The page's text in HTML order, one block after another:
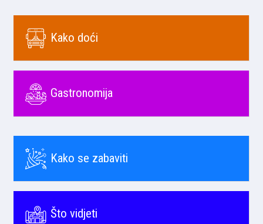
Kako doći
Gastronomija
Kako se zabaviti
Što vidjeti